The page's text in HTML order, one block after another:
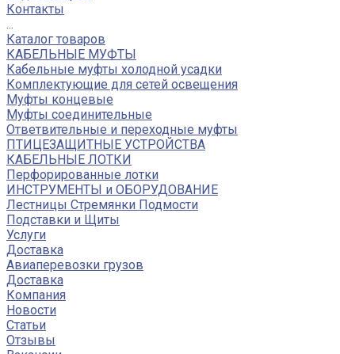
Контакты
...
Каталог товаров
КАБЕЛЬНЫЕ МУФТЫ
Кабельные муфты холодной усадки
Комплектующие для сетей освещения
Муфты концевые
Муфты соединительные
Ответвительные и переходные муфты
ПТИЦЕЗАЩИТНЫЕ УСТРОЙСТВА
КАБЕЛЬНЫЕ ЛОТКИ
Перфорированные лотки
ИНСТРУМЕНТЫ и ОБОРУДОВАНИЕ
Лестницы Стремянки Подмости
Подставки и Щиты
Услуги
Доставка
Авиаперевозки грузов
Доставка
Компания
Новости
Статьи
Отзывы